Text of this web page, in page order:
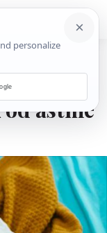
mogu
astme